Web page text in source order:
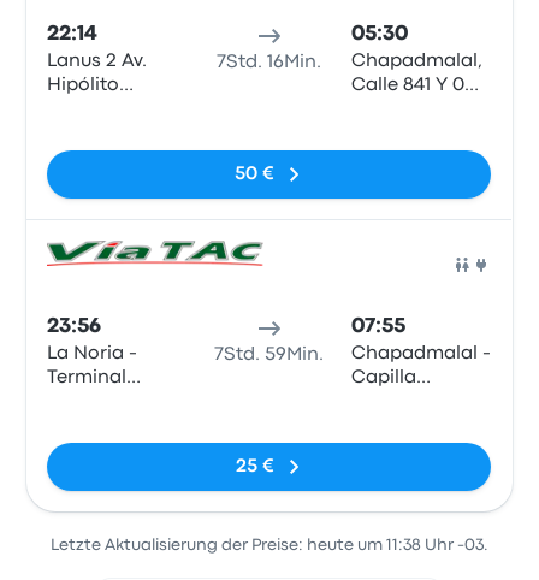
22:14
Lanus 2 Av.
Hipólito
7Std. 16Min.
05:30
Chapadmalal,
Calle 841 Y 0
50 €
23:56
La Noria -
Terminal
7Std. 59Min.
07:55
Chapadmalal -
Capilla
25 €
Letzte Aktualisierung der Preise: heute um 11:38 Uhr -03.